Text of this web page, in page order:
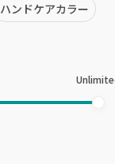
ハンドケアカラー